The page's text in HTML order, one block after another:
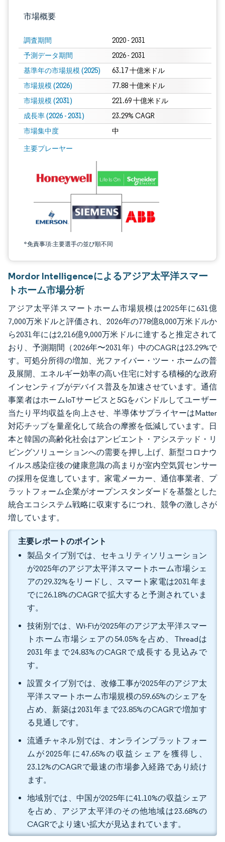
市場概要
調査期間 2020 - 2031
予測データ期間 2026 - 2031
基準年の市場規模 (2025) 63.17 十億米ドル
市場規模 (2026) 77.88 十億米ドル
市場規模 (2031) 221.69 十億米ドル
成長率 (2026 - 2031) 23.29% CAGR
市場集中度 中
主要プレーヤー
*免責事項:主要選手の並び順不同
画像 © Mordor Intelligence。再利用にはCC BY 4.0の表示が必要です。
Mordor Intelligenceによるアジア太平洋スマー
トホーム市場分析
アジア太平洋スマートホーム市場規模は2025年に631億
7,000万米ドルと評価され、2026年の778億8,000万米ドルか
ら2031年には2,216億9,000万米ドルに達すると推定されて
おり、予測期間（2026年〜2031年）中のCAGRは23.29%で
す。可処分所得の増加、光ファイバー・ツー・ホームの普
及展開、エネルギー効率の高い住宅に対する積極的な政府
インセンティブがデバイス普及を加速させています。通信
事業者はホームIoTサービスと5Gをバンドルしてユーザー
当たり平均収益を向上させ、半導体サプライヤーはMatter
対応チップを量産化して統合の摩擦を低減しています。日
本と韓国の高齢化社会はアンビエント・アシステッド・リ
ビングソリューションへの需要を押し上げ、新型コロナウ
イルス感染症後の健康意識の高まりが室内空気質センサー
の採用を促進しています。家電メーカー、通信事業者、プ
ラットフォーム企業がオープンスタンダードを基盤とした
統合エコシステム戦略に収束するにつれ、競争の激しさが
増しています。
主要レポートのポイント
製品タイプ別では、セキュリティソリューション
が2025年のアジア太平洋スマートホーム市場シェ
アの29.32%をリードし、スマート家電は2031年ま
でに26.18%のCAGRで拡大すると予測されていま
す。
技術別では、Wi-Fiが2025年のアジア太平洋スマー
トホーム市場シェアの54.05%を占め、Threadは
2031年まで24.83%のCAGRで成長する見込みで
す。
設置タイプ別では、改修工事が2025年のアジア太
平洋スマートホーム市場規模の59.65%のシェアを
占め、新築は2031年まで23.85%のCAGRで増加す
る見通しです。
流通チャネル別では、オンラインプラットフォー
ムが2025年に47.65%の収益シェアを獲得し、
23.12%のCAGRで最速の市場参入経路であり続け
ます。
地域別では、中国が2025年に41.10%の収益シェア
を占め、アジア太平洋のその他地域は23.68%の
CAGRでより速い拡大が見込まれています。